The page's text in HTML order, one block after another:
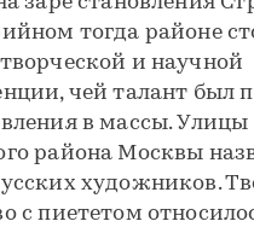
тогда районе
и научной
чей талант был
в массы. Улицы
района Москвы
художников.
с пиететом